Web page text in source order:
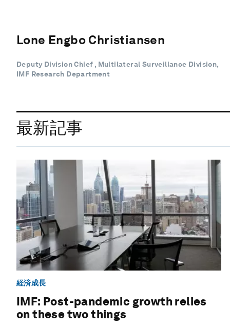
Lone Engbo Christiansen
Deputy Division Chief , Multilateral Surveillance Division,
IMF Research Department
最新記事
経済成長
IMF: Post-pandemic growth relies
on these two things